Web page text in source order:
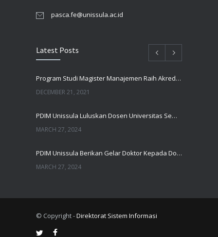
pasca.fe@unissula.ac.id
Latest Posts
Program Studi Magister Manajemen Raih Akreditasi UNGGUL Oleh BAN PT
DECEMBER 21, 2021
PDIM Unissula Luluskan Dosen Universitas Semarang
MARCH 27, 2024
PDIM Unissula Berikan Gelar Doktor Kepada Dosen UIN Walisongo Semarang
MARCH 27, 2024
© Copyright -Direktorat Sistem Informasi